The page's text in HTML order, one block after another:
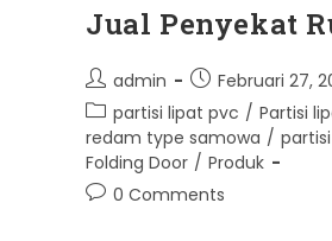
Jual Penyekat
Post
author:
admin
Post
published:
Februari 27,
Post
category:
partisi lipat pvc / Partisi
redam type samowa /
Folding Door / Produk
Post0 Comments